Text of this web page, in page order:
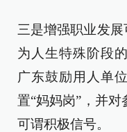
三是增强职业发
为人生特殊阶段
广东鼓励用人单
置“妈妈岗”，并对
可谓积极信号。